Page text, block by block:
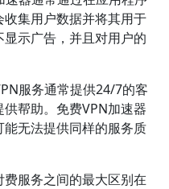
集用户数据并将其用于
示广告，并且对用户的
服务通常提供24/7的客
帮助。免费VPN加速器
无法提供同样的服务质
服务之间的最大区别在